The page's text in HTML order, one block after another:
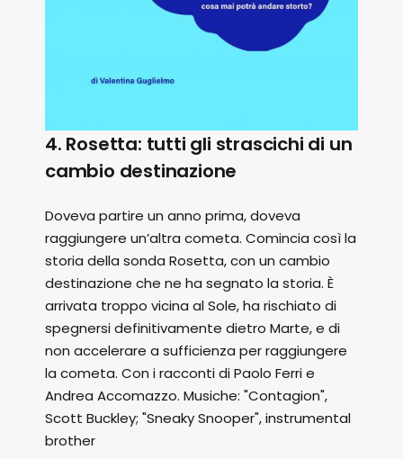
4. Rosetta: tutti gli strascichi di un
cambio destinazione
Doveva partire un anno prima, doveva
raggiungere un’altra cometa. Comincia così la
storia della sonda Rosetta, con un cambio
destinazione che ne ha segnato la storia. È
arrivata troppo vicina al Sole, ha rischiato di
spegnersi definitivamente dietro Marte, e di
non accelerare a sufficienza per raggiungere
la cometa. Con i racconti di Paolo Ferri e
Andrea Accomazzo. Musiche: "Contagion",
Scott Buckley; "Sneaky Snooper", instrumental
brother